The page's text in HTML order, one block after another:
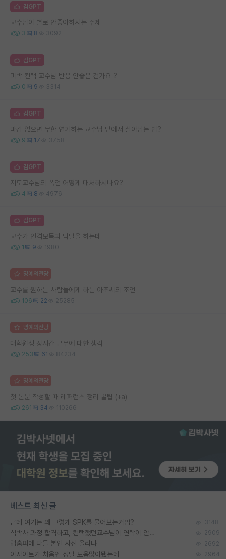
김GPT
교수님이 별로 안좋아하시는 주제
3 8 3092
김GPT
미박 컨택 교수님 반응 안좋은 건가요 ?
0 9 3314
김GPT
마감 없으면 무한 연기하는 교수님 밑에서 살아남는 법?
9 17 3758
김GPT
지도교수님의 폭언 어떻게 대처하시나요?
4 8 4976
김GPT
교수가 인격모독과 막말을 하는데
1 9 1980
명예의전당
교수를 원하는 사람들에게 하는 아조씨의 조언
106 22 25285
명예의전당
대학원생 장시간 근무에 대한 생각
253 61 84234
명예의전당
첫 논문 작성할 때 레퍼런스 정리 꿀팁 (+a)
261 34 110266
베스트 최신 글
근데 여기는 왜 그렇게 SPK를 물어보는거임? 3148
석박사 과정 합격하고, 컨택했던교수님이 연락이 안됩니다... 2909
랩홈피에 다들 본인 사진 올리냐 2692
이사이트가 처음엔 정말 도움많이됐는데 2964